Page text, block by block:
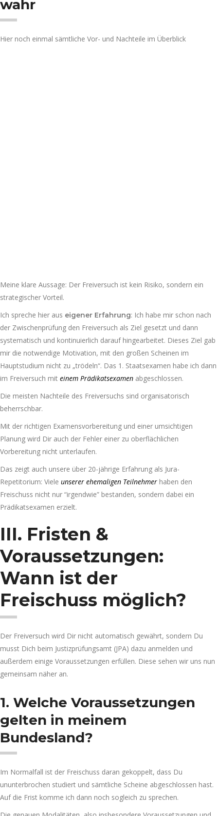
wahr
Hier noch einmal sämtliche Vor- und Nachteile im Überblick
Meine klare Aussage: Der Freiversuch ist kein Risiko, sondern ein
strategischer Vorteil.
Ich spreche hier aus eigener Erfahrung: Ich habe mir schon nach
der Zwischenprüfung den Freiversuch als Ziel gesetzt und dann
systematisch und kontinuierlich darauf hingearbeitet. Dieses Ziel gab
mir die notwendige Motivation, mit den großen Scheinen im
Hauptstudium nicht zu „trödeln“. Das 1. Staatsexamen habe ich dann
im Freiversuch mit einem Prädikatsexamen abgeschlossen.
Die meisten Nachteile des Freiversuchs sind organisatorisch
beherrschbar.
Mit der richtigen Examensvorbereitung und einer umsichtigen
Planung wird Dir auch der Fehler einer zu oberflächlichen
Vorbereitung nicht unterlaufen.
Das zeigt auch unsere über 20-jährige Erfahrung als Jura-
Repetitorium: Viele unserer ehemaligen Teilnehmer haben den
Freischuss nicht nur “irgendwie” bestanden, sondern dabei ein
Prädikatsexamen erzielt.
III. Fristen &
Voraussetzungen:
Wann ist der
Freischuss möglich?
Der Freiversuch wird Dir nicht automatisch gewährt, sondern Du
musst Dich beim Justizprüfungsamt (JPA) dazu anmelden und
außerdem einige Voraussetzungen erfüllen. Diese sehen wir uns nun
gemeinsam näher an.
1. Welche Voraussetzungen
gelten in meinem
Bundesland?
Im Normalfall ist der Freischuss daran gekoppelt, dass Du
ununterbrochen studiert und sämtliche Scheine abgeschlossen hast.
Auf die Frist komme ich dann noch sogleich zu sprechen.